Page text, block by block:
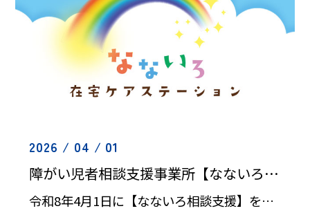
2026 / 04 / 01
障がい児者相談支援事業所【なないろ相談支援】を開設しました！
令和8年4月1日に【なないろ相談支援】を開設しました。障がい児者の福祉サービス利用について、ご希望を確認しながらサービス計画書を作成いたします。担当するスタッフは、社会福祉士・精神保健福祉士・介護福祉士の国家資格保有者で […]